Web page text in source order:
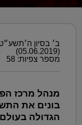
ב׳ בסיון
(05.06.2019)
מספר צפיות: 58
בונים את
הגדולה